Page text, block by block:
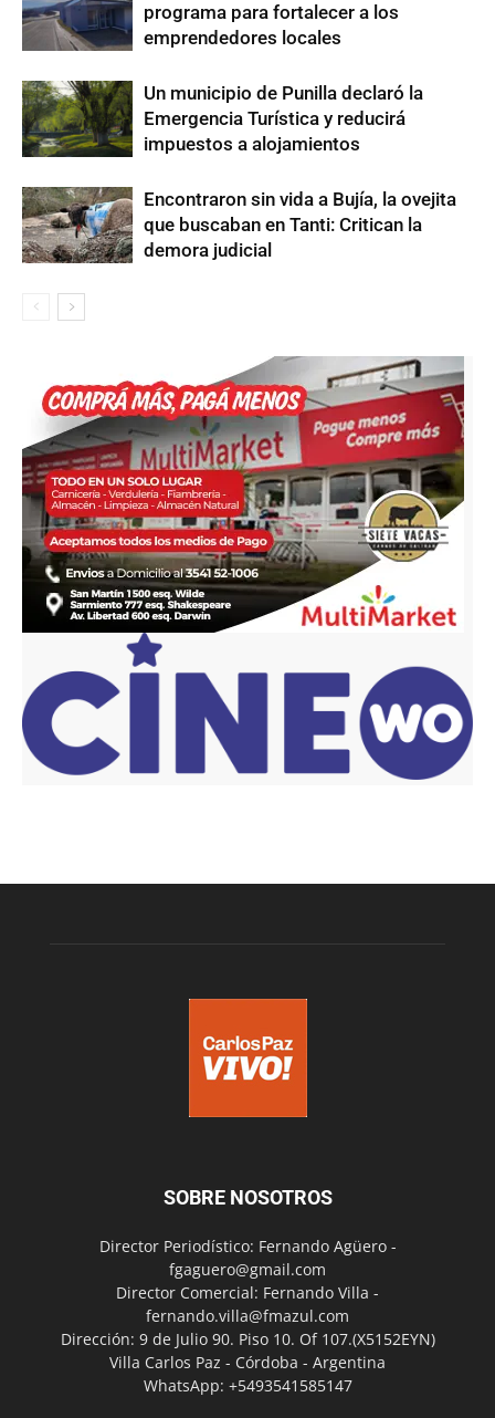
programa para fortalecer a los
emprendedores locales
Un municipio de Punilla declaró la
Emergencia Turística y reducirá
impuestos a alojamientos
Encontraron sin vida a Bujía, la ovejita
que buscaban en Tanti: Critican la
demora judicial
SOBRE NOSOTROS
Director Periodístico: Fernando Agüero -
fgaguero@gmail.com
Director Comercial: Fernando Villa -
fernando.villa@fmazul.com
Dirección: 9 de Julio 90. Piso 10. Of 107.(X5152EYN)
Villa Carlos Paz - Córdoba - Argentina
WhatsApp: +5493541585147